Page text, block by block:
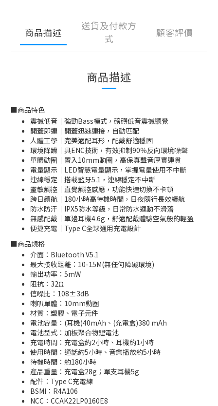
商品描述
送貨及付款方
式
顧客評價
商品描述
■商品特色
震撼低音｜強勁Bass模式，磅礡低音震撼聽覺
開蓋即連｜開蓋迅速連接，自動匹配
人體工學｜完美適配耳形，配戴舒適穩固
環境降躁｜具ENC技術，有效抑制90％反向環境噪聲
單體動圈｜置入10mm動圈，高保真聲音厚實連貫
電量顯示｜LED智慧電量顯示，掌握電量使用不中斷
連線穩定｜搭載藍牙5.1，連線穩定不中斷
靈敏觸控｜直覺觸控感應，功能快速切換不卡頓
跨日續航｜180小時高待機時間，日夜隨行長效續航
防水防汗｜IPX5防水等級，日常防水運動不滑落
無感配戴｜單邊耳機4.6g，舒適配戴體驗空氣般的輕盈
便捷充電｜Type C全球通用充電設計
■商品規格
介面：Bluetooth V5.1
最大接收距離：10-15M(無任何障礙環境)
輸出功率：5mW
阻抗：32Ω
信噪比：108±3dB
喇叭單體：10mm動圈
材質：塑膠、電子元件
電池容量：(耳機)40mAh、(充電盒)380 mAh
電池型式：加板聚合物鋰電池
充電時間：充電盒約2小時、耳機約1小時
使用時間：通話約5小時、音樂播放約5小時
待機時間：約180小時
產品重量：充電盒28g；單支耳機5g
配件：Type C充電線
BSMI： R4A106
NCC ： CCAK22LP0160E8